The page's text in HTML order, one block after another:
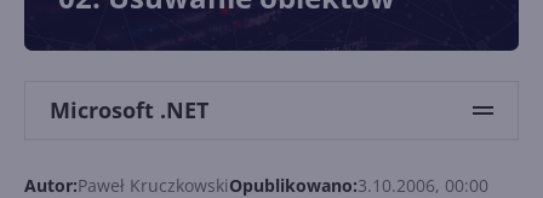
Microsoft .NET
Autor:Paweł KruczkowskiOpublikowano:3.10.2006, 00:00